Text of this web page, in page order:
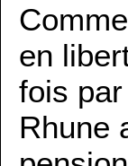
en
fois
Rhune